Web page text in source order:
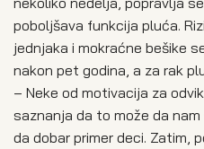
poboljšava funkcija pluća.
jednjaka i mokraćne bešike
nakon pet godina, a za rak
– Neke od motivacija za
saznanja da to može da
da dobar primer deci. Zatim,